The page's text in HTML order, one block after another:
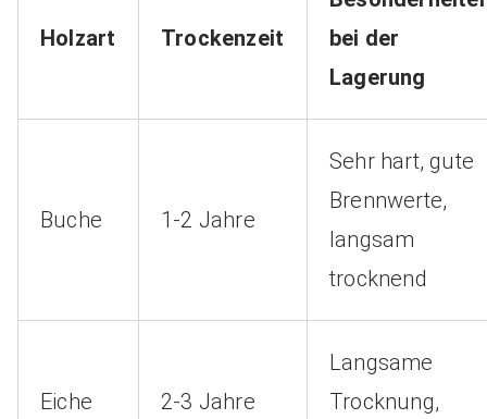
Holzart Trockenzeit
bei der
Lagerung
Buche 1-2 Jahre
Sehr hart, gute
Brennwerte,
langsam
trocknend
Eiche 2-3 Jahre
Langsame
Trocknung,